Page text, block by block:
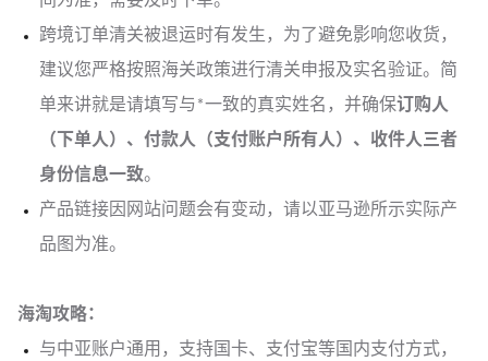
跨境订单清关被退运时有发生，为了避免影响您收货，
建议您严格按照海关政策进行清关申报及实名验证。简
单来讲就是请填写与*一致的真实姓名，并确保订购人
（下单人）、付款人（支付账户所有人）、收件人三者
身份信息一致。
产品链接因网站问题会有变动，请以亚马逊所示实际产
品图为准。
海淘攻略：
与中亚账户通用，支持国卡、支付宝等国内支付方式，